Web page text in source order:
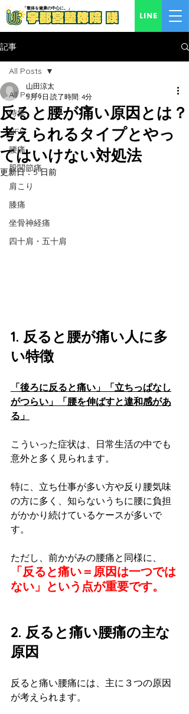
LINE
「​整体を健康の中心に。」
記事
All Posts
特集
LIFE
腰痛
股関節痛
肩こり
膝痛
坐骨神経痛
四十肩・五十肩
All Posts
反ると腰が痛い原因とは？
考えられるタイプとやっ
てはいけない対処法
山田涼太
5月9日 読了時間: 4分
更新日：5 日前
1. 反ると腰が痛い人に多
い特徴
「後ろに反ると痛い」「立ちっぱなし
がつらい」「腰を伸ばすと違和感があ
る」
こういった症状は、日常生活の中でも
意外と多く見られます。
特に、立ち仕事が多い方や反り腰気味
の方に多く、知らないうちに腰に負担
がかかり続けているケースが多いで
す。
ただし、前かがみの腰痛と同様に、
「反ると痛い＝原因は一つでは
ない」という点が重要です。
2. 反ると痛い腰痛の主な
原因
反ると痛い腰痛には、主に３つの原因
が考えられます。